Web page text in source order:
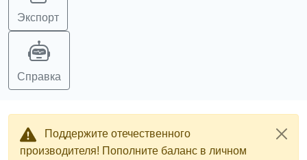
Экспорт
Справка
Поддержите отечественного
производителя! Пополните баланс в личном